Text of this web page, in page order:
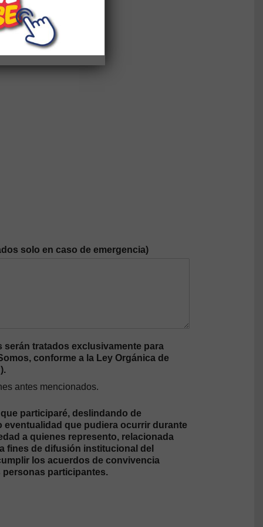
solo en caso de emergencia)
tratados exclusivamente para
conforme a la Ley Orgánica de
antes mencionados.
participaré, deslindando de
que pudiera ocurrir durante
a quienes represento, relacionada
fines de difusión institucional del
los acuerdos de convivencia
participantes.